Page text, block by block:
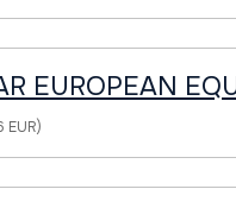
EUROPEAN
EUR)